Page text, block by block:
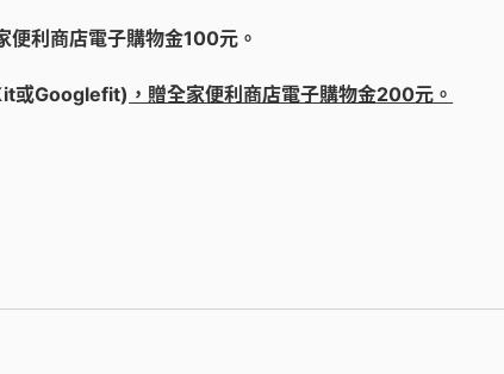
便利商店電子購物金100元。
或Googlefit) ，贈全家便利商店電子購物金200元 。